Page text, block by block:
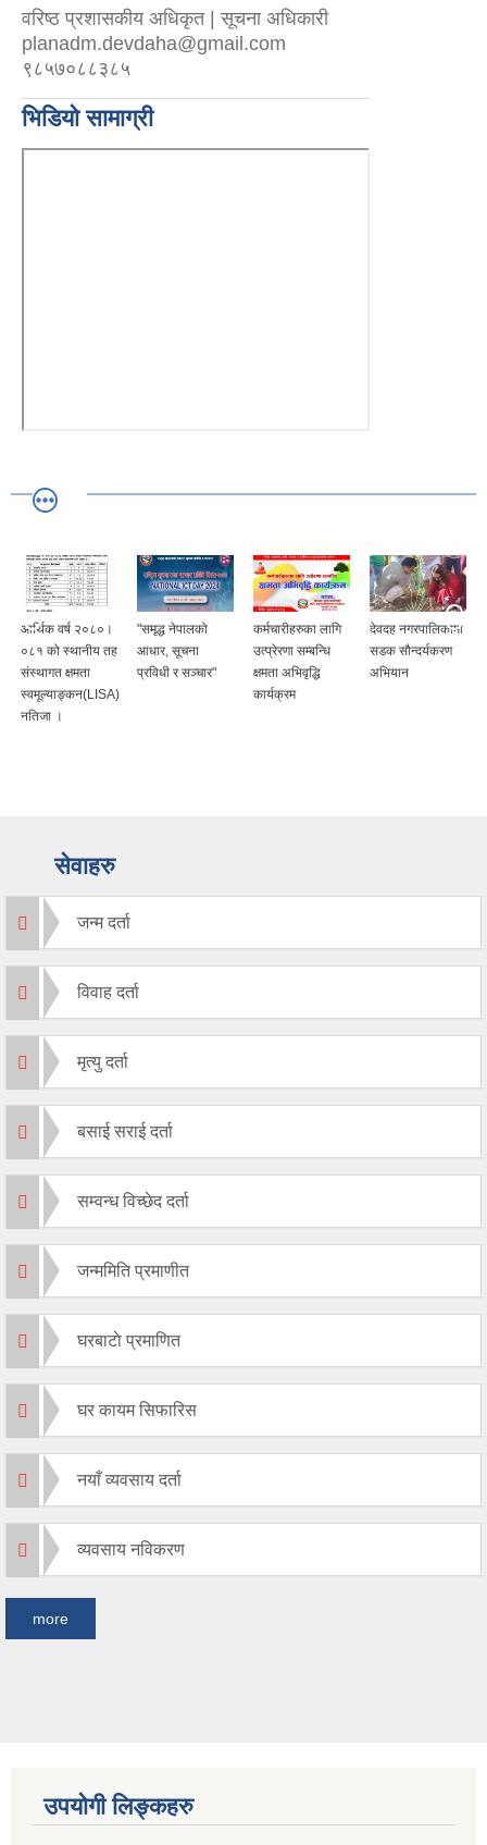
वरिष्ठ प्रशासकीय अधिकृत | सूचना अधिकारी
planadm.devdaha@gmail.com
९८५७०८८३८५
भिडियो सामाग्री
"समृद्ध नेपालको
आधार, सूचना
प्रविधी र सञ्चार"
कर्मचारीहरुका लागि
उत्प्रेरणा सम्बन्धि
क्षमता अभिवृद्धि
देवदह नगरपालिकामा
सडक सौन्दर्यकरण
अभियान
कर सहभागिता
अभियान - २०८०
सेवाहरु
जन्म दर्ता
विवाह दर्ता
मृत्यु दर्ता
बसाई सराई दर्ता
सम्वन्ध विच्छेद दर्ता
जन्ममिति प्रमाणीत
घरबाटाे प्रमाणित
घर कायम सिफारिस
नयाँ व्यवसाय दर्ता
व्यवसाय नविकरण
more
उपयोगी लिङ्कहरु